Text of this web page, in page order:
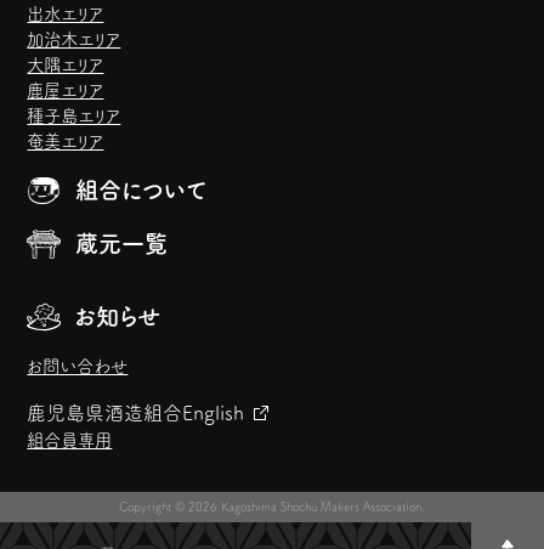
出水エリア
加治木エリア
大隅エリア
鹿屋エリア
種子島エリア
奄美エリア
組合について
蔵元一覧
お知らせ
お問い合わせ
鹿児島県酒造組合English
組合員専用
Copyright © 2026 Kagoshima Shochu Makers Association.